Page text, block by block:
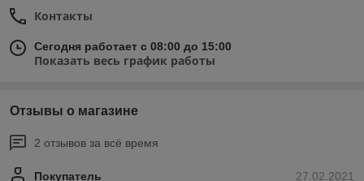
Контакты
Сегодня работает с 08:00 до 15:00
Показать весь график работы
Отзывы о магазине
2 отзывов за всё время
27.02.2021
Покупатель